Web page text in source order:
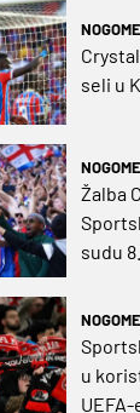
seli u
Žalba
sudu
u
UEFA-